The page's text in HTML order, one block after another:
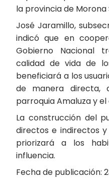
la provincia de Morona
José Jaramillo,
indicó que en
Gobierno Nacional
calidad de vida de
beneficiará a los
de manera directa,
parroquia Amaluza y
La construcción del
directos e indirectos
priorizará a los
influencia.
Fecha de publicación: